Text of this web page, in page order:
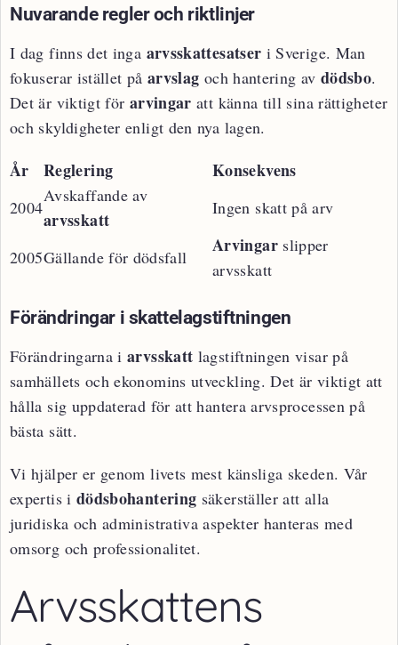
Nuvarande regler och riktlinjer
I dag finns det inga arvsskattesatser i Sverige. Man
fokuserar istället på arvslag och hantering av dödsbo.
Det är viktigt för arvingar att känna till sina rättigheter
och skyldigheter enligt den nya lagen.
År Reglering Konsekvens
2004
Avskaffande av
arvsskatt
Ingen skatt på arv
2005Gällande för dödsfall
Arvingarslipper
arvsskatt
Förändringar i skattelagstiftningen
Förändringarna iarvsskatt lagstiftningen visar på
samhällets och ekonomins utveckling. Det är viktigt att
hålla sig uppdaterad för att hantera arvsprocessen på
bästa sätt.
Vi hjälper er genom livets mest känsliga skeden. Vår
expertis i dödsbohantering säkerställer att alla
juridiska och administrativa aspekter hanteras med
omsorg och professionalitet.
Arvsskattens